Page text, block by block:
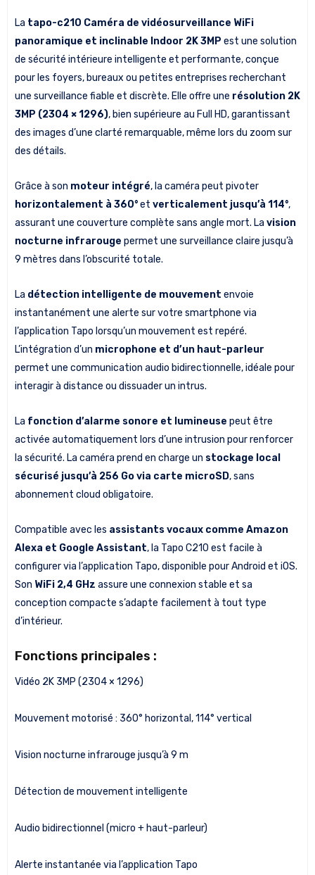
La tapo-c210 Caméra de vidéosurveillance WiFi
panoramique et inclinable Indoor 2K 3MP est une solution
de sécurité intérieure intelligente et performante, conçue
pour les foyers, bureaux ou petites entreprises recherchant
une surveillance fiable et discrète. Elle offre une résolution 2K
3MP (2304 × 1296), bien supérieure au Full HD, garantissant
des images d’une clarté remarquable, même lors du zoom sur
des détails.
Grâce à son moteur intégré, la caméra peut pivoter
horizontalement à 360°et verticalement jusqu’à 114°,
assurant une couverture complète sans angle mort. La vision
nocturne infrarouge permet une surveillance claire jusqu’à
9 mètres dans l’obscurité totale.
La détection intelligente de mouvement envoie
instantanément une alerte sur votre smartphone via
l’application Tapo lorsqu’un mouvement est repéré.
L’intégration d’un microphone et d’un haut-parleur
permet une communication audio bidirectionnelle, idéale pour
interagir à distance ou dissuader un intrus.
La fonction d’alarme sonore et lumineuse peut être
activée automatiquement lors d’une intrusion pour renforcer
la sécurité. La caméra prend en charge un stockage local
sécurisé jusqu’à 256 Go via carte microSD, sans
abonnement cloud obligatoire.
Compatible avec les assistants vocaux comme Amazon
Alexa et Google Assistant, la Tapo C210 est facile à
configurer via l’application Tapo, disponible pour Android et iOS.
Son WiFi 2,4 GHz assure une connexion stable et sa
conception compacte s’adapte facilement à tout type
d’intérieur.
Fonctions principales :
Vidéo 2K 3MP (2304 × 1296)
Mouvement motorisé : 360° horizontal, 114° vertical
Vision nocturne infrarouge jusqu’à 9 m
Détection de mouvement intelligente
Audio bidirectionnel (micro + haut-parleur)
Alerte instantanée via l’application Tapo